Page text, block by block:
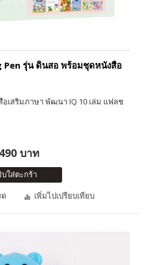
รุ่น ดินสอ พร้อมชุดหนังสือ
เสริมภาษา พัฒนา IQ 10 เล่ม แฟลช
บาท
ใส่ตะกร้า
เพิ่มไปเปรียบเทียบ